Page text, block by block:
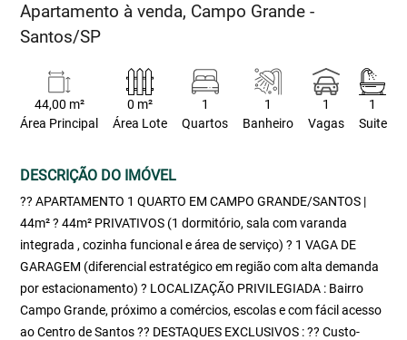
Apartamento à venda, Campo Grande -
Santos/SP
44,00 m²
Área Principal
0 m²
Área Lote
1
Quartos
1
Banheiro
1
Vagas
1
Suite
DESCRIÇÃO DO IMÓVEL
?? APARTAMENTO 1 QUARTO EM CAMPO GRANDE/SANTOS |
44m² ? 44m² PRIVATIVOS (1 dormitório, sala com varanda
integrada , cozinha funcional e área de serviço) ? 1 VAGA DE
GARAGEM (diferencial estratégico em região com alta demanda
por estacionamento) ? LOCALIZAÇÃO PRIVILEGIADA : Bairro
Campo Grande, próximo a comércios, escolas e com fácil acesso
ao Centro de Santos ?? DESTAQUES EXCLUSIVOS : ?? Custo-